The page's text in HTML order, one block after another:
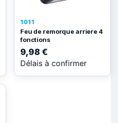
1011
Feu de remorque arriere 4
fonctions
9,98 €
Délais à confirmer